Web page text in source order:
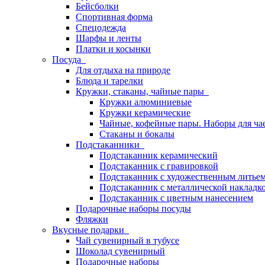
Бейсболки
Спортивная форма
Спецодежда
Шарфы и ленты
Платки и косынки
Посуда
Для отдыха на природе
Блюда и тарелки
Кружки, стаканы, чайные пары
Кружки алюминиевые
Кружки керамические
Чайные, кофейные пары. Наборы для
Стаканы и бокалы
Подстаканники
Подстаканник керамический
Подстаканник c гравировкой
Подстаканник с художественным
Подстаканник с металлической
Подстаканник с цветным нанесением
Подарочные наборы посуды
Фляжки
Вкусные подарки
Чай сувенирный в тубусе
Шоколад сувенирный
Подарочные наборы